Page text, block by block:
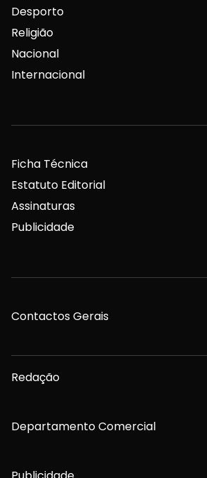
Desporto
Religião
Nacional
Internacional
Ficha Técnica
Estatuto Editorial
Assinaturas
Publicidade
Contactos Gerais
Redação
Departamento Comercial